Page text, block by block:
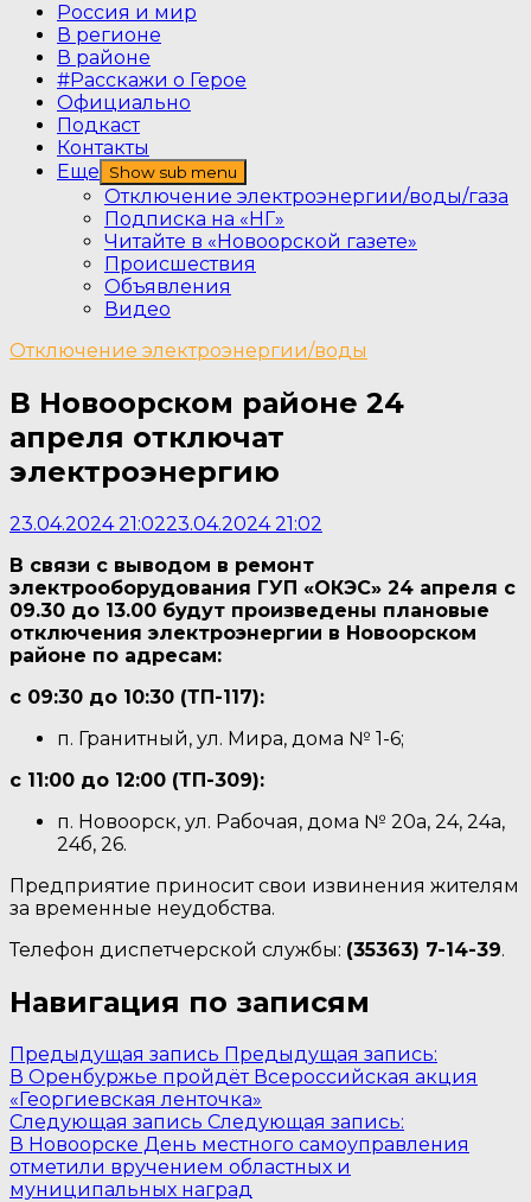
Россия и мир
В регионе
В районе
#Расскажи о Герое
Официально
Подкаст
Контакты
Еще
Show sub menu
Отключение электроэнергии/воды/газа
Подписка на «НГ»
Читайте в «Новоорской газете»
Происшествия
Объявления
Видео
Отключение электроэнергии/воды
В Новоорском районе 24
апреля отключат
электроэнергию
23.04.2024 21:0223.04.2024 21:02
В связи с выводом в ремонт
электрооборудования ГУП «ОКЭС» 24 апреля с
09.30 до 13.00 будут произведены плановые
отключения электроэнергии в Новоорском
районе по адресам:
с 09:30 до 10:30 (ТП-117):
п. Гранитный, ул. Мира, дома № 1-6;
с 11:00 до 12:00 (ТП-309):
п. Новоорск, ул. Рабочая, дома № 20а, 24, 24а,
24б, 26.
Предприятие приносит свои извинения жителям
за временные неудобства.
Телефон диспетчерской службы: (35363) 7-14-39.
Навигация по записям
Предыдущая запись Предыдущая запись:
В Оренбуржье пройдёт Всероссийская акция
«Георгиевская ленточка»
Следующая запись Следующая запись:
В Новоорске День местного самоуправления
отметили вручением областных и
муниципальных наград